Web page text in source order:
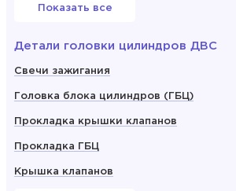
Показать все
Детали головки цилиндров ДВС
Свечи зажигания
Головка блока цилиндров (ГБЦ)
Прокладка крышки клапанов
Прокладка ГБЦ
Крышка клапанов